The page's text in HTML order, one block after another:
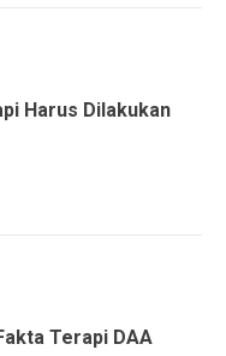
Harus Dilakukan
Terapi DAA